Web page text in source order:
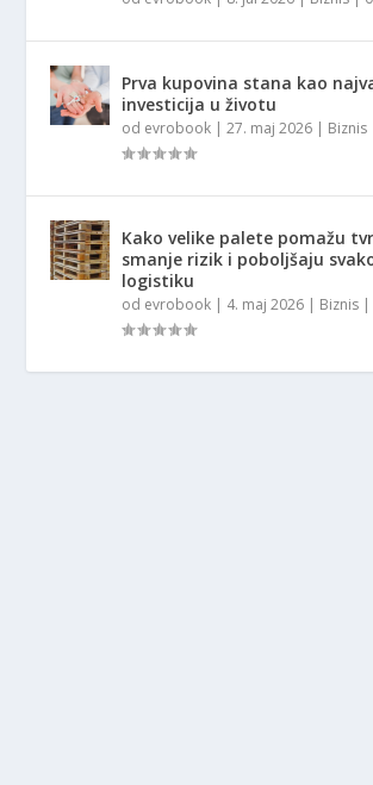
Prva kupovina stana kao
investicija u životu
od evrobook |27. maj 2026 | Biznis
Kako velike palete pomažu
smanje rizik i poboljšaju
logistiku
od evrobook | 4. maj 2026 | Biznis |